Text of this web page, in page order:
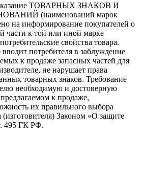
ТОВАРНЫХ ЗНАКОВ И
(наименований марок
на информирование покупателей о
части к той или иной марке
свойства товара.
потребителя в заблуждение
к продаже запасных частей для
не нарушает права
товарных знаков. Требование
необходимую и достоверную
к продаже,
их правильного выбора
Законом «О защите
495 ГК РФ.